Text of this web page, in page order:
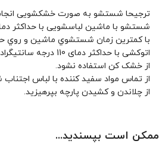
ترجیحا شستشو به صورت خشکشویی
شستشو با ماشین لباسشویی با حداکثر دمای ۳۰ درجه
با کمترين زمان شستشوي ماشين و
اتوکشی با حداکثر دمای 110 درجه سانتیگراد
از خشک کن استفاده نشود.
از تماس مواد سفید کننده با لباس
از چلاندن و کشيدن پارچه بپرهيزيد.
ممکن است بپسندید...